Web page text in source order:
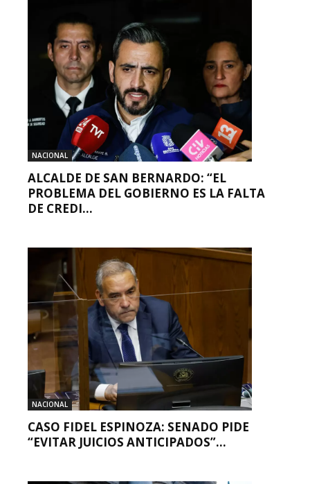
NACIONAL
ALCALDE DE SAN BERNARDO: “EL
PROBLEMA DEL GOBIERNO ES LA FALTA
DE CREDI...
NACIONAL
CASO FIDEL ESPINOZA: SENADO PIDE
“EVITAR JUICIOS ANTICIPADOS”...